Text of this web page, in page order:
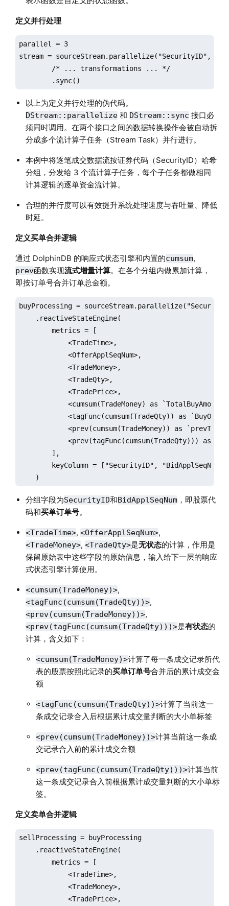
定义并行处理
parallel = 3
stream = sourceStream.parallelize("SecurityID",
        /* ... transformations ... */
        .sync()
以上为定义并行处理的伪代码。
DStream::parallelize和 DStream::sync 接口必
须同时调用。在两个接口之间的数据转换操作会被自动拆
分成多个流计算子任务（Stream Task）并行进行。
本例中将逐笔成交数据流按证券代码（SecurityID）哈希
分组，分发给 3 个流计算子任务，每个子任务都做相同
计算逻辑的逐单资金流计算。
合理的并行度可以有效提升系统处理速度与吞吐量、降低
时延。
定义买单合并逻辑
通过 DolphinDB 的响应式状态引擎和内置的cumsum,
prev函数实现流式增量计算。在各个分组内做累加计算，
即按订单号合并订单总金额。
buyProcessing =
    .reactiveStateEngine(
        metrics = [
            <TradeTime>,
            <OfferApplSeqNum>,
            <TradeMoney>,
            <TradeQty>,
            <TradePrice>,
<cumsum(TradeMoney) as
<tagFunc(cumsum(TradeQty)) as
<prev(cumsum(TradeMoney)) as
<prev(tagFunc(cumsum(TradeQty))) as
        ],
        keyColumn = ["SecurityID", "BidApplSeqNum"]
    )
分组字段为SecurityID和BidApplSeqNum，即股票代
码和买单订单号。
<TradeTime>, <OfferApplSeqNum>,
<TradeMoney>, <TradeQty>是无状态的计算，作用是
保留原始表中这些字段的原始信息，输入给下一层的响应
式状态引擎计算使用。
<cumsum(TradeMoney)>,
<tagFunc(cumsum(TradeQty))>,
<prev(cumsum(TradeMoney))>,
<prev(tagFunc(cumsum(TradeQty)))>是有状态的
计算，含义如下：
<cumsum(TradeMoney)>计算了每一条成交记录所代
表的股票按照此记录的买单订单号合并后的累计成交金
额
<tagFunc(cumsum(TradeQty))>计算了当前这一
条成交记录合入后根据累计成交量判断的大小单标签
<prev(cumsum(TradeMoney))>计算当前这一条成
交记录合入前的累计成交金额
<prev(tagFunc(cumsum(TradeQty)))>计算当前
这一条成交记录合入前根据累计成交量判断的大小单标
签。
定义卖单合并逻辑
sellProcessing = buyProcessing
    .reactiveStateEngine(
        metrics = [
            <TradeTime>,
            <TradeMoney>,
            <TradePrice>,